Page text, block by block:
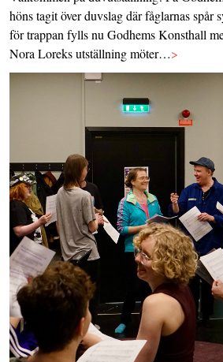
höns tagit över duvslag där fåglarnas spår
för trappan fylls nu Godhems Konsthall
Nora Loreks utställning möter…>